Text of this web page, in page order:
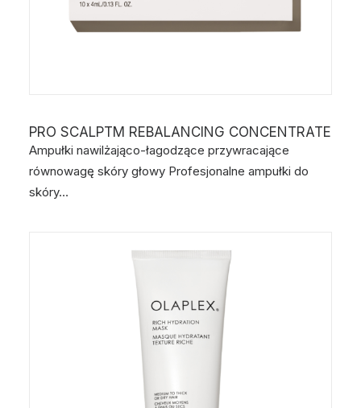
PRO SCALPTM REBALANCING CONCENTRATE
Ampułki nawilżająco-łagodzące przywracające
równowagę skóry głowy Profesjonalne ampułki do
skóry…